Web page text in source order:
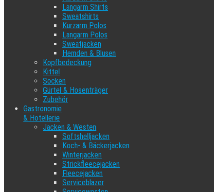
Langarm Shirts
Sweatshirts
Kurzarm Polos
Langarm Polos
Sweatjacken
Hemden & Blusen
Kopfbedeckung
Kittel
Socken
Gürtel & Hosenträger
Zubehör
Gastronomie
& Hotellerie
Jacken & Westen
Softshelljacken
Koch- & Bäckerjacken
Winterjacken
Strickfleecejacken
Fleecejacken
Serviceblazer